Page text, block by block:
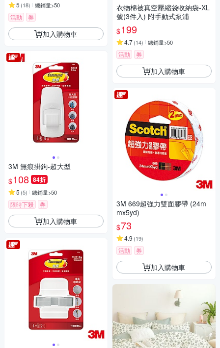
5 (18) 總銷量>50
活動 券
加入購物車
3M 無痕掛鉤-超大型
$108 84折
5 (5) 總銷量>50
限時下殺 券
加入購物車
衣物棉被真空壓縮袋收納袋-XL
號(3件入) 附手動式泵浦
$199
4.7(14) 總銷量>50
活動 券
加入購物車
3M 669超強力雙面膠帶 (24m
mx5yd)
$73
4.9 (19)
活動 券
加入購物車